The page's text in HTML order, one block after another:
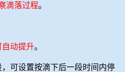
滴落过程。
自动提升。
可设置按滴下后一段时间内停